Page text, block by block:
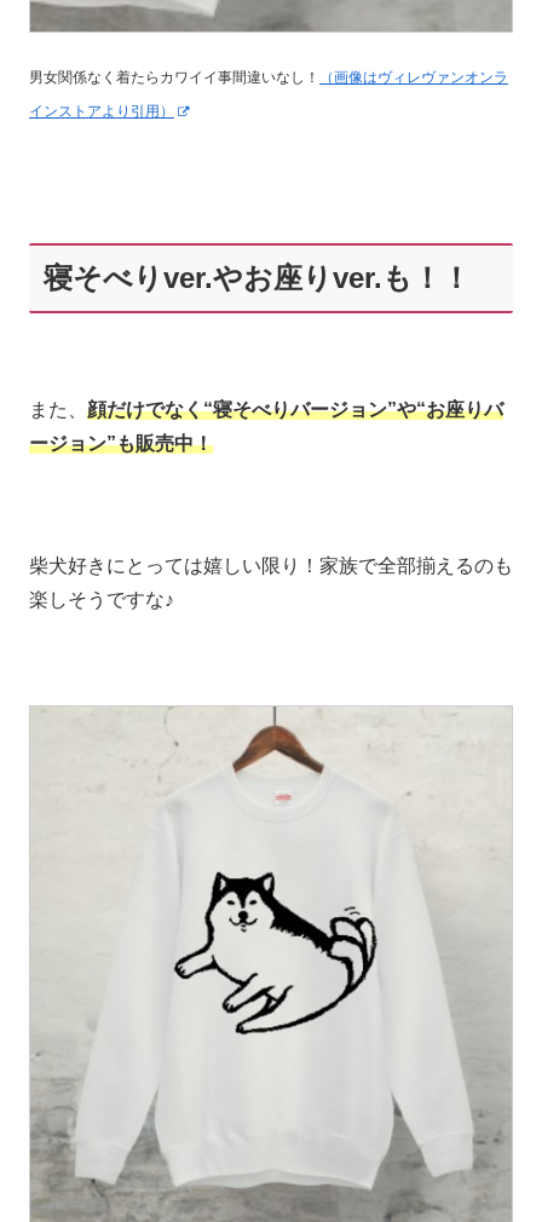
男女関係なく着たらカワイイ事間違いなし！
（画像はヴィレヴァンオンラ
インストアより引用）
寝そべりver.やお座りver.も！！
また、 顔だけでなく“寝そべりバージョン”や“お座りバ
ージョン”も販売中！
柴犬好きにとっては嬉しい限り！家族で全部揃えるのも
楽しそうですな♪